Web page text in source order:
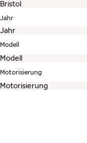
Jahr
Modell
Motorisierung